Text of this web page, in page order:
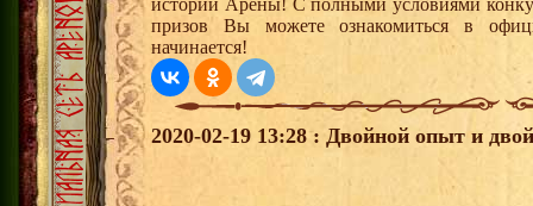
призов Вы можете ознакомиться в
начинается!
2020-02-19 13:28 : Двойной опыт и